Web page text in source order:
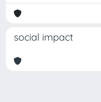
social impact